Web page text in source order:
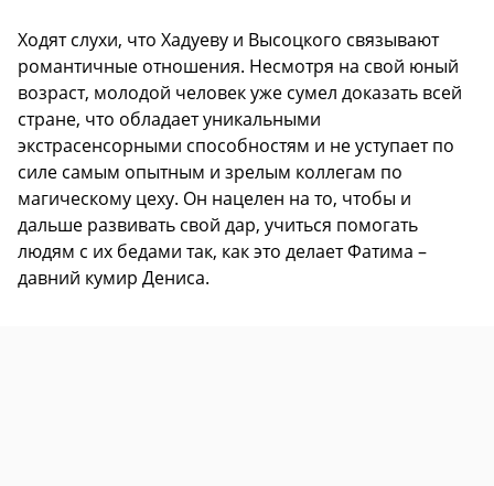
Ходят слухи, что Хадуеву и Высоцкого связывают
романтичные отношения. Несмотря на свой юный
возраст, молодой человек уже сумел доказать всей
стране, что обладает уникальными
экстрасенсорными способностям и не уступает по
силе самым опытным и зрелым коллегам по
магическому цеху. Он нацелен на то, чтобы и
дальше развивать свой дар, учиться помогать
людям c их бедами так, как это делает Фатима –
давний кумир Дениса.